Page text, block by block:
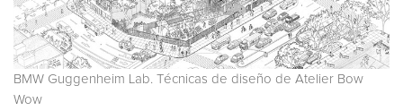
BMW Guggenheim Lab. Técnicas de diseño de Atelier Bow
Wow